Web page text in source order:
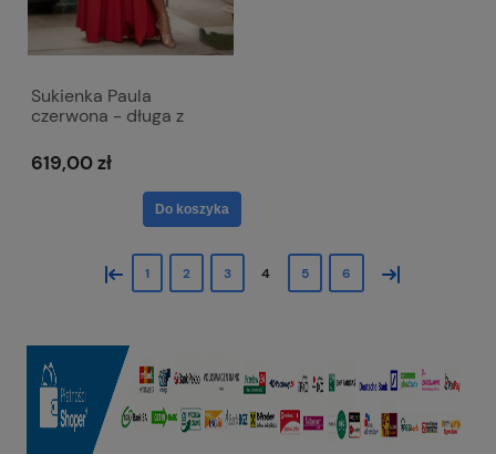
Sukienka Paula
czerwona - długa z
krótkim rękawkiem
619,00 zł
Do koszyka
« 1 2 3 4 5 6 »